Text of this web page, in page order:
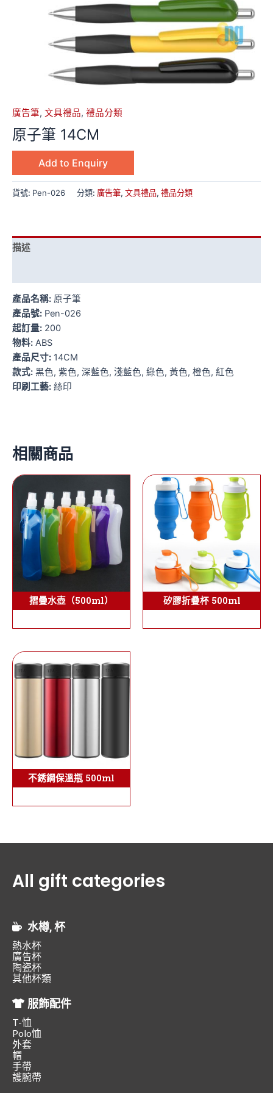
廣告筆, 文具禮品, 禮品分類
原子筆 14CM
Add to Enquiry
貨號: Pen-026 分類: 廣告筆, 文具禮品, 禮品分類
描述
產品名稱: 原子筆
產品號: Pen-026
起訂量: 200
物料: ABS
產品尺寸: 14CM
款式: 黑色, 紫色, 深藍色, 淺藍色, 綠色, 黃色, 橙色, 紅色
印刷工藝: 絲印
相關商品
摺疊水壺（500ml） 矽膠折疊杯 500ml
不銹鋼保溫瓶 500ml
All gift categories
水樽, 杯
熱水杯
廣告杯
陶瓷杯
其他杯類
服飾配件
T-恤
Polo恤
外套
帽
手帶
護腕帶